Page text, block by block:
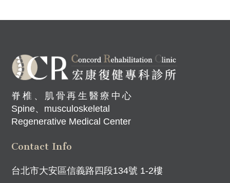
脊椎、肌骨再生醫療中心
Spine、musculoskeletal
Regenerative Medical Center
Contact Info
台北市大安區信義路四段134號 1-2樓